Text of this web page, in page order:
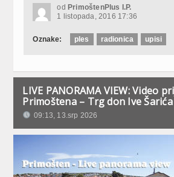
od PrimoštenPlus I.P.
1 listopada, 2016 17:36
Oznake: ples radionica upisi
LIVE PANORAMA VIEW: Video
Primoštena – Trg don Ive Šarića
09:13, 13.srp 2026